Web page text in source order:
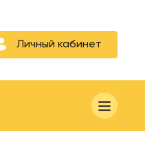
Личный кабинет